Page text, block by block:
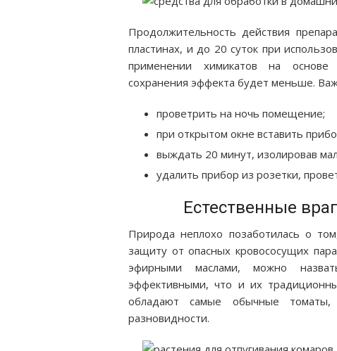
Продолжительность действия
пластинах, и до 20 суток при
применении химикатов на основе
сохранения эффекта будет меньше.
проветрить на ночь помещение;
при открытом окне вставить
выждать 20 минут, изолировав
удалить прибор из розетки,
Естественные
Природа неплохо позаботилась о
защиту от опасных кровососущих
эфирными маслами, можно
эффективными, что и их
обладают самые обычные
разновидности.